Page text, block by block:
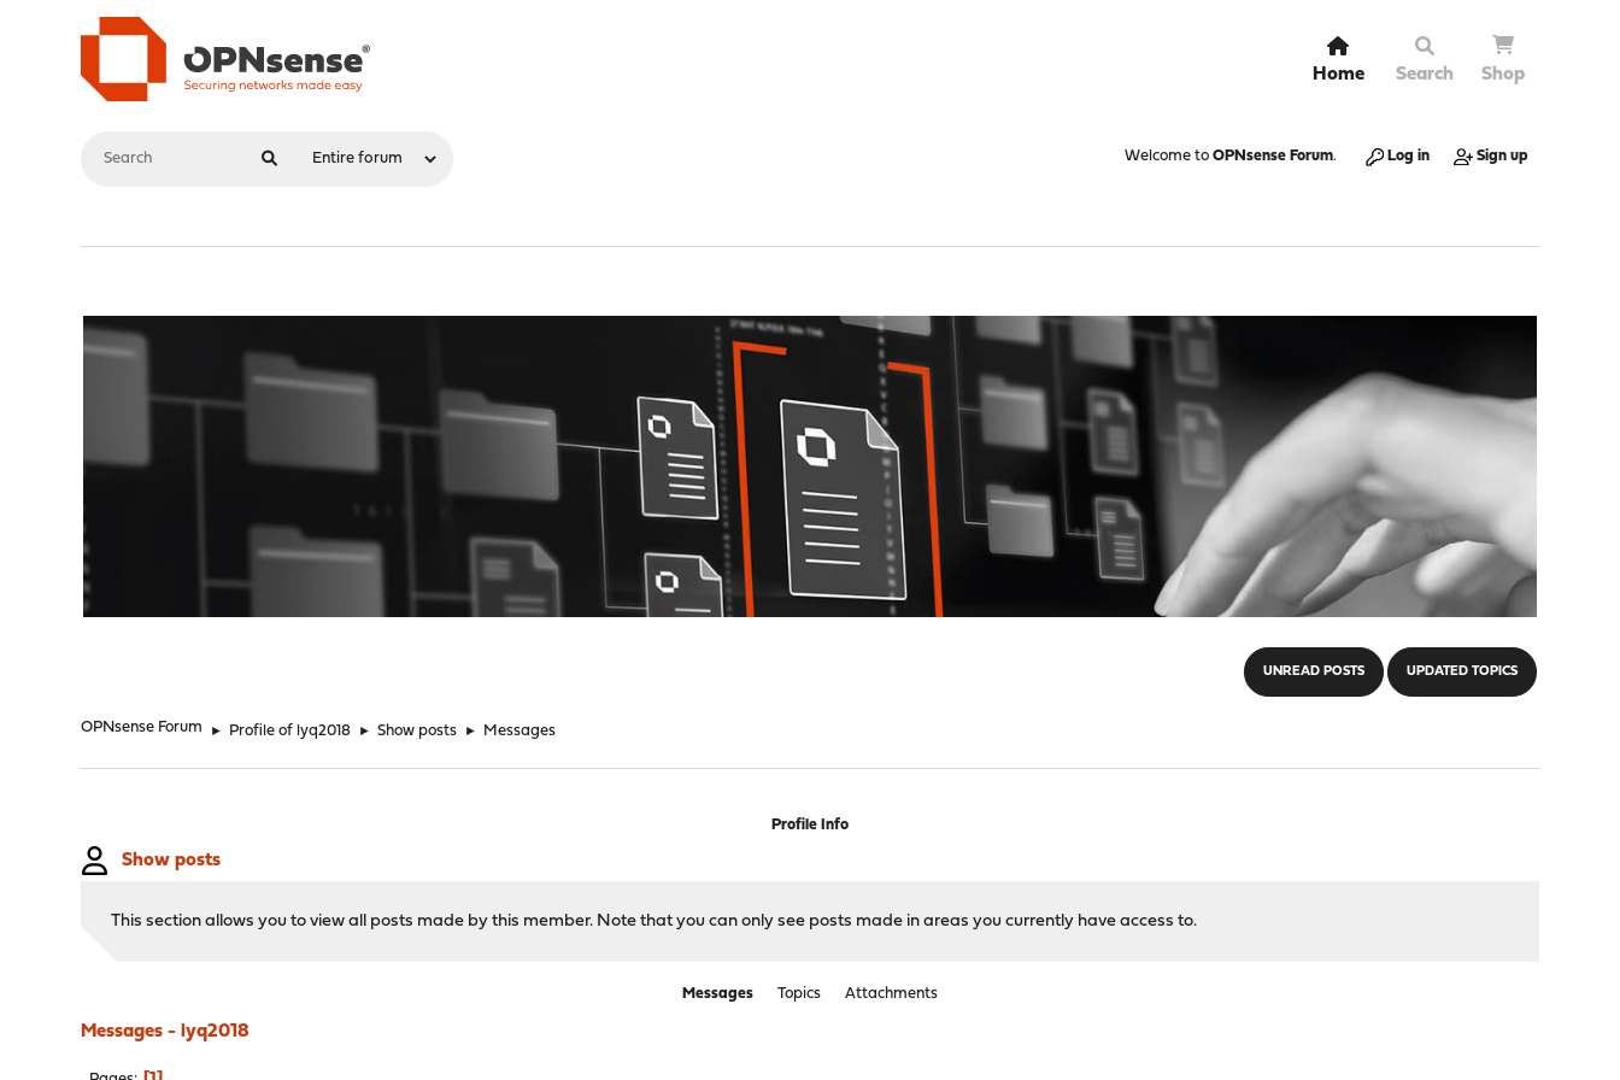
Home Search Shop
Welcome to OPNsense Forum. Log in Sign up
UNREAD POSTS UPDATED TOPICS
OPNsense Forum ► Profile of lyq2018 ► Show posts ► Messages
Profile Info
Show posts
This section allows you to view all posts made by this member. Note that you can only see posts made in areas you currently have access to.
Messages Topics Attachments
Messages - lyq2018